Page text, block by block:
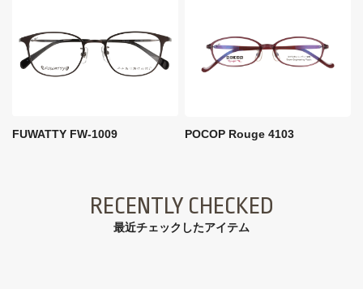
FUWATTY FW-1009 POCOP Rouge 4103
RECENTLY CHECKED
最近チェックしたアイテム